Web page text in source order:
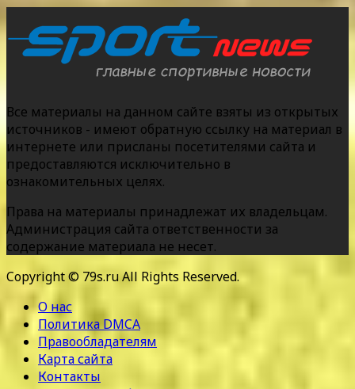
Все материалы на данном сайте взяты из открытых
источников - имеют обратную ссылку на материал в
интернете или присланы посетителями сайта и
предоставляются исключительно в
ознакомительных целях.
Права на материалы принадлежат их владельцам.
Администрация сайта ответственности за
содержание материала не несет.
Copyright © 79s.ru All Rights Reserved.
О нас
Политика DMCA
Правообладателям
Карта сайта
Контакты